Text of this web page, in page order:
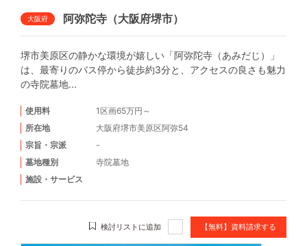
大阪府 阿弥陀寺（大阪府堺市）
堺市美原区の静かな環境が嬉しい「阿弥陀寺（あみだじ）」
は、最寄りのバス停から徒歩約3分と、アクセスの良さも魅力
の寺院墓地...
使用料
1区画65万円～
所在地
大阪府堺市美原区阿弥54
宗旨・宗派
-
墓地種別
寺院墓地
施設・サービス
検討リストに追加 【無料】資料請求する